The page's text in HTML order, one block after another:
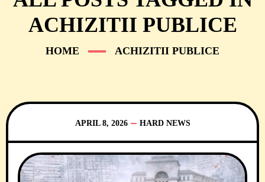
ACHIZITII PUBLICE
HOME ACHIZITII PUBLICE
APRIL 8, 2026 HARD NEWS